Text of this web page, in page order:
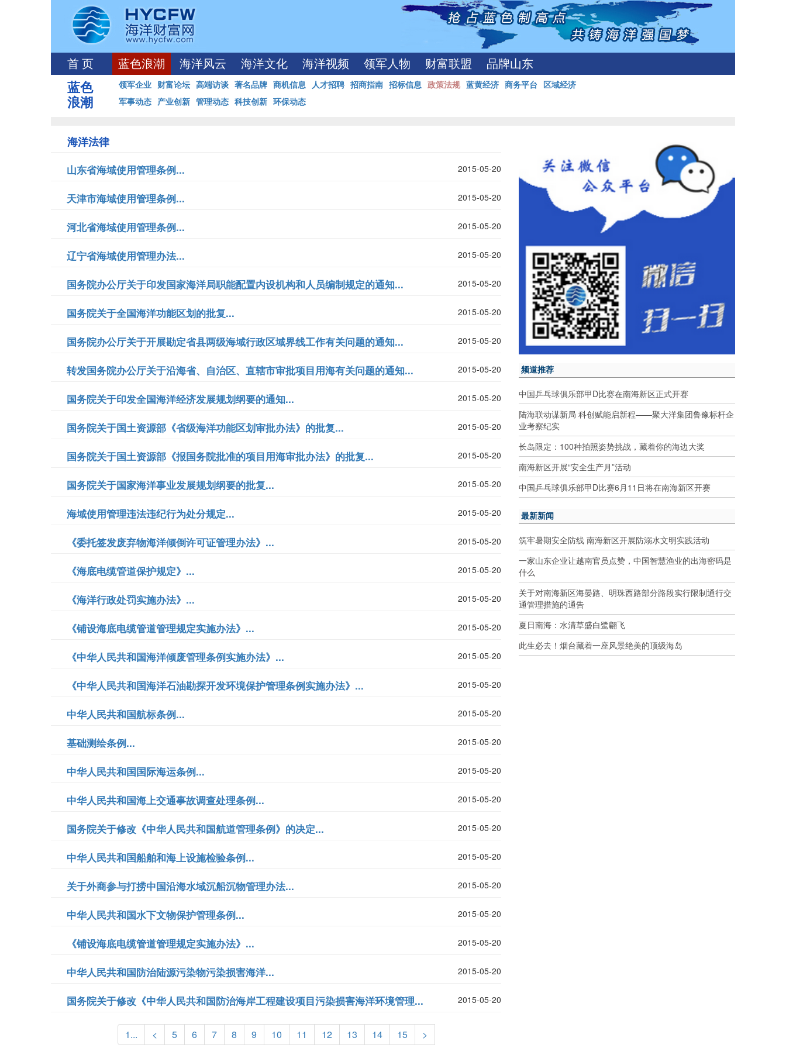
首 页 蓝色浪潮 海洋风云 海洋文化 海洋视频 领军人物 财富联盟 品牌山东
蓝色
浪潮
领军企业 财富论坛 高端访谈 著名品牌 商机信息 人才招聘 招商指南 招标信息 政策法规 蓝黄经济 商务平台 区域经济
军事动态 产业创新 管理动态 科技创新 环保动态
海洋法律
山东省海域使用管理条例... 2015-05-20
天津市海域使用管理条例... 2015-05-20
河北省海域使用管理条例... 2015-05-20
辽宁省海域使用管理办法... 2015-05-20
国务院办公厅关于印发国家海洋局职能配置内设机构和人员编制规定的通知... 2015-05-20
国务院关于全国海洋功能区划的批复... 2015-05-20
国务院办公厅关于开展勘定省县两级海域行政区域界线工作有关问题的通知... 2015-05-20
转发国务院办公厅关于沿海省、自治区、直辖市审批项目用海有关问题的通知... 2015-05-20
国务院关于印发全国海洋经济发展规划纲要的通知... 2015-05-20
国务院关于国土资源部《省级海洋功能区划审批办法》的批复... 2015-05-20
国务院关于国土资源部《报国务院批准的项目用海审批办法》的批复... 2015-05-20
国务院关于国家海洋事业发展规划纲要的批复... 2015-05-20
海域使用管理违法违纪行为处分规定... 2015-05-20
《委托签发废弃物海洋倾倒许可证管理办法》... 2015-05-20
《海底电缆管道保护规定》... 2015-05-20
《海洋行政处罚实施办法》... 2015-05-20
《铺设海底电缆管道管理规定实施办法》... 2015-05-20
《中华人民共和国海洋倾废管理条例实施办法》... 2015-05-20
《中华人民共和国海洋石油勘探开发环境保护管理条例实施办法》... 2015-05-20
中华人民共和国航标条例... 2015-05-20
基础测绘条例... 2015-05-20
中华人民共和国国际海运条例... 2015-05-20
中华人民共和国海上交通事故调查处理条例... 2015-05-20
国务院关于修改《中华人民共和国航道管理条例》的决定... 2015-05-20
中华人民共和国船舶和海上设施检验条例... 2015-05-20
关于外商参与打捞中国沿海水域沉船沉物管理办法... 2015-05-20
中华人民共和国水下文物保护管理条例... 2015-05-20
《铺设海底电缆管道管理规定实施办法》... 2015-05-20
中华人民共和国防治陆源污染物污染损害海洋... 2015-05-20
国务院关于修改《中华人民共和国防治海岸工程建设项目污染损害海洋环境管理... 2015-05-20
1... < 5 6 7 8 9 10 11 12 13 14 15 >
频道推荐
中国乒乓球俱乐部甲D比赛在南海新区正式开赛
陆海联动谋新局 科创赋能启新程——聚大洋集团鲁豫标杆企
业考察纪实
长岛限定：100种拍照姿势挑战，藏着你的海边大奖
南海新区开展“安全生产月”活动
中国乒乓球俱乐部甲D比赛6月11日将在南海新区开赛
最新新闻
筑牢暑期安全防线 南海新区开展防溺水文明实践活动
一家山东企业让越南官员点赞，中国智慧渔业的出海密码是
什么
关于对南海新区海晏路、明珠西路部分路段实行限制通行交
通管理措施的通告
夏日南海：水清草盛白鹭翩飞
此生必去！烟台藏着一座风景绝美的顶级海岛